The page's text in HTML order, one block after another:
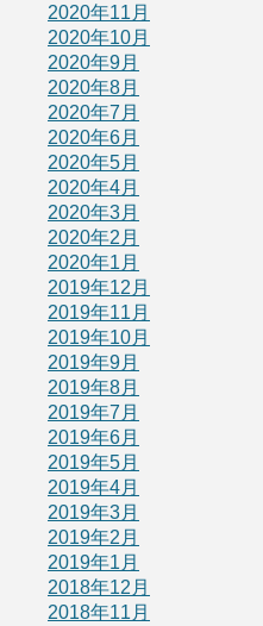
2020年11月
2020年10月
2020年9月
2020年8月
2020年7月
2020年6月
2020年5月
2020年4月
2020年3月
2020年2月
2020年1月
2019年12月
2019年11月
2019年10月
2019年9月
2019年8月
2019年7月
2019年6月
2019年5月
2019年4月
2019年3月
2019年2月
2019年1月
2018年12月
2018年11月